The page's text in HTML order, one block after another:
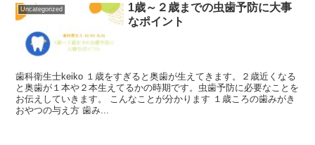
Uncategorized
1歳～２歳までの虫歯予防に大事
なポイント
歯科衛生士keiko １歳をすぎると奥歯が生えてきます。２歳近くなる
と奥歯が１本や２本生えてるかの時期です。虫歯予防に必要なことを
お伝えしていきます。 こんなことが分かります １歳ころの歯みがき
おやつの与え方 歯み...